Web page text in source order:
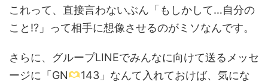
これって、直接言わないぶん「もしかして…自分の
こと!?」って相手に想像させるのがミソなんです。
さらに、グループLINEでみんなに向けて送るメッセ
ージに「GN
143」なんて入れておけば、気にな